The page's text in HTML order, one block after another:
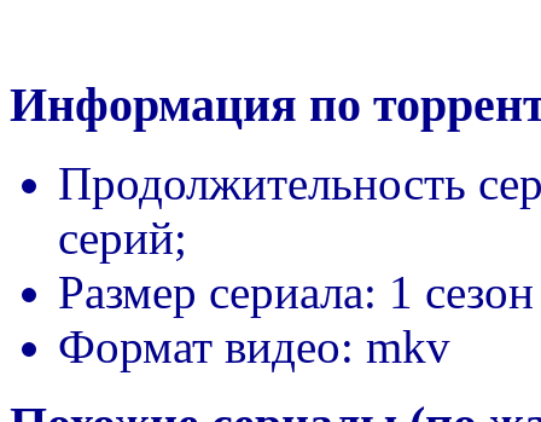
Информация по
Продолжительность
серий;
Размер сериала: 1
Формат видео: mkv